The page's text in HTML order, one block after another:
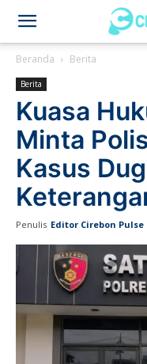
Cirebon
Pulse
Beranda Berita
Berita
Kuasa
Minta
Kasus
Penulis Editor Cirebon Pulse